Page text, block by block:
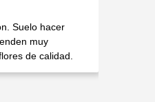
Suelo hacer
muy
de calidad.